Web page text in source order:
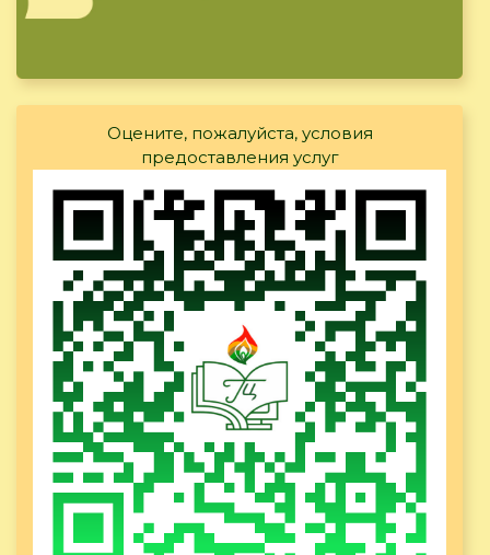
Оцените, пожалуйста, условия
предоставления услуг